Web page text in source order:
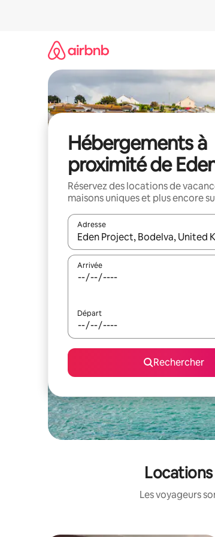
Hébergements à
proximité de
Réservez des locations de
maisons uniques et plus encore
Adresse
Lorsque les résultats s'affichent,
Arrivée
Départ
Rechercher
Les voyageurs